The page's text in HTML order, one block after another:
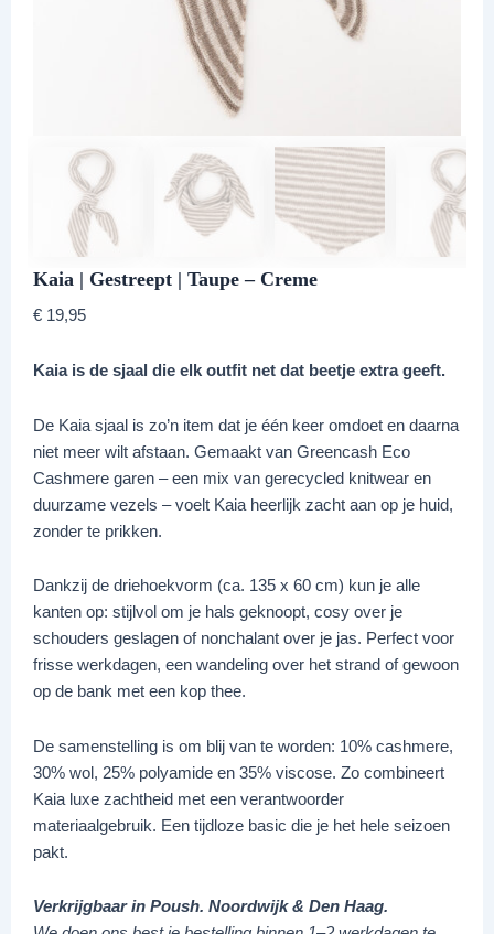
Kaia | Gestreept | Taupe – Creme
€ 19,95
Kaia is de sjaal die elk outfit net dat beetje extra geeft.
De Kaia sjaal is zo’n item dat je één keer omdoet en daarna
niet meer wilt afstaan. Gemaakt van Greencash Eco
Cashmere garen – een mix van gerecycled knitwear en
duurzame vezels – voelt Kaia heerlijk zacht aan op je huid,
zonder te prikken.
Dankzij de driehoekvorm (ca. 135 x 60 cm) kun je alle
kanten op: stijlvol om je hals geknoopt, cosy over je
schouders geslagen of nonchalant over je jas. Perfect voor
frisse werkdagen, een wandeling over het strand of gewoon
op de bank met een kop thee.
De samenstelling is om blij van te worden: 10% cashmere,
30% wol, 25% polyamide en 35% viscose. Zo combineert
Kaia luxe zachtheid met een verantwoorder
materiaalgebruik. Een tijdloze basic die je het hele seizoen
pakt.
Verkrijgbaar in Poush. Noordwijk & Den Haag.